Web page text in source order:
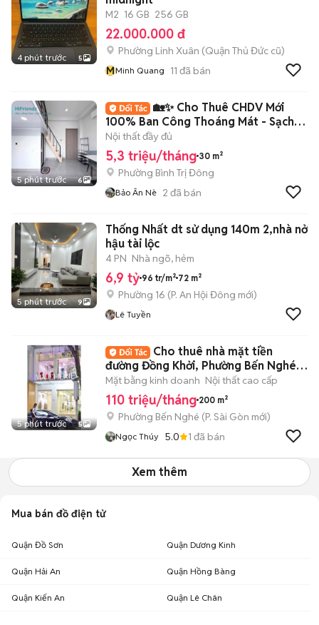
4 phút trước 5
M2 16 GB 256 GB
22.000.000 đ
Phường Linh Xuân (Quận Thủ Đức cũ)
MMinh Quang 11 đã bán
5 phút trước 6
🏡✨ Cho Thuê CHDV Mới
100% Ban Công Thoáng Mát - Sạch
Sẽ ✨🏡
Nội thất đầy đủ
5,3 triệu/tháng 30 m²
Phường Bình Trị Đông
Bảo Ân Nè 2 đã bán
5 phút trước 9
Thống Nhất dt sử dụng 140m 2,nhà nở
hậu tài lộc
4 PN Nhà ngõ, hẻm
6,9 tỷ 96 tr/m² 72 m²
Phường 16 (P. An Hội Đông mới)
Lê Tuyền
5 phút trước 5
Cho thuê nhà mặt tiền
đường Đồng Khởi, Phường Bến Nghé,
Quận 1
Mặt bằng kinh doanh Nội thất cao cấp
110 triệu/tháng 200 m²
Phường Bến Nghé (P. Sài Gòn mới)
Ngọc Thúy 5.0 1 đã bán
Xem thêm
Mua bán đồ điện tử
Quận Đồ Sơn Quận Dương Kinh
Quận Hải An Quận Hồng Bàng
Quận Kiến An Quận Lê Chân